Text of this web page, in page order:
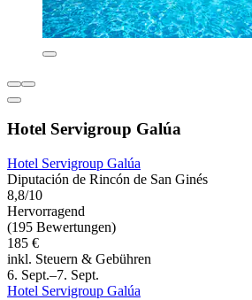
Hotel Servigroup Galúa
Hotel Servigroup Galúa
Diputación de Rincón de San Ginés
8,8/10
Hervorragend
(195 Bewertungen)
185 €
inkl. Steuern & Gebühren
6. Sept.–7. Sept.
Hotel Servigroup Galúa